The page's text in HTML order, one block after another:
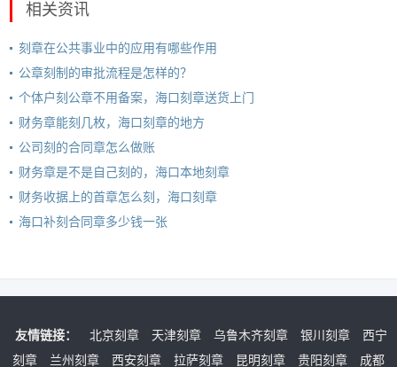
相关资讯
刻章在公共事业中的应用有哪些作用
公章刻制的审批流程是怎样的？
个体户刻公章不用备案，海口刻章送货上门
财务章能刻几枚，海口刻章的地方
公司刻的合同章怎么做账
财务章是不是自己刻的，海口本地刻章
财务收据上的首章怎么刻，海口刻章
海口补刻合同章多少钱一张
友情链接： 北京刻章 天津刻章 乌鲁木齐刻章 银川刻章
西宁
刻章
兰州刻章 西安刻章 拉萨刻章 昆明刻章 贵阳刻章 成都